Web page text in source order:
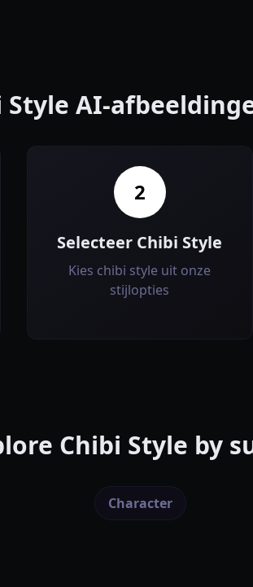
Style AI-
2
Selecteer Chibi Style
Kies chibi style uit onze
stijlopties
Chibi Style by
Character